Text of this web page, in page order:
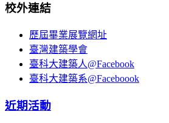
校外連結
歷屆畢業展覽網址
臺灣建築學會
臺科大建築人@Facebook
臺科大建築系@Faceboook
近期活動